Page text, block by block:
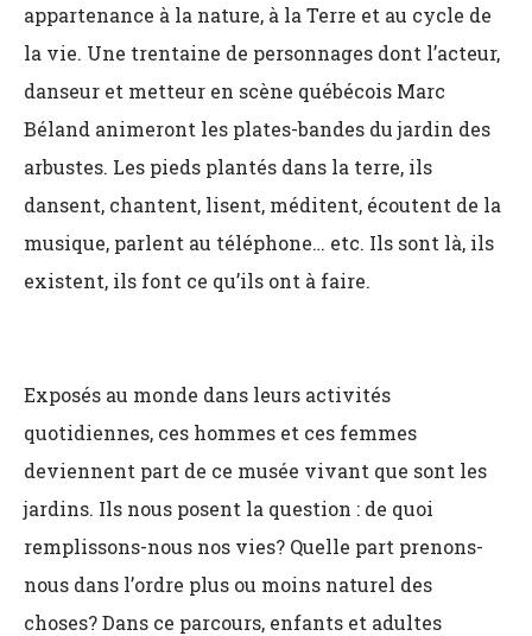
appartenance à la nature, à la Terre et au cycle de
la vie. Une trentaine de personnages dont l’acteur,
danseur et metteur en scène québécois Marc
Béland animeront les plates-bandes du jardin des
arbustes. Les pieds plantés dans la terre, ils
dansent, chantent, lisent, méditent, écoutent de la
musique, parlent au téléphone… etc. Ils sont là, ils
existent, ils font ce qu’ils ont à faire.
Exposés au monde dans leurs activités
quotidiennes, ces hommes et ces femmes
deviennent part de ce musée vivant que sont les
jardins. Ils nous posent la question : de quoi
remplissons-nous nos vies? Quelle part prenons-
nous dans l’ordre plus ou moins naturel des
choses? Dans ce parcours, enfants et adultes